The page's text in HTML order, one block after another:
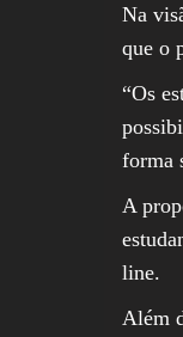
Na
que o
“Os
forma
A
line.
Além